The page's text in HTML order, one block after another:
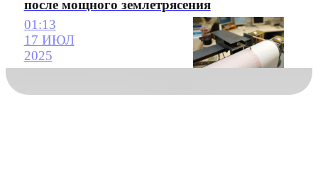
после мощного землетрясения
01:13
17 ИЮЛ
2025